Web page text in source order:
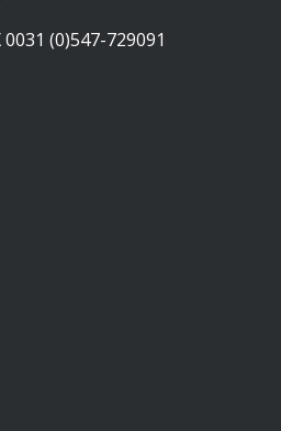
(0)547-729091